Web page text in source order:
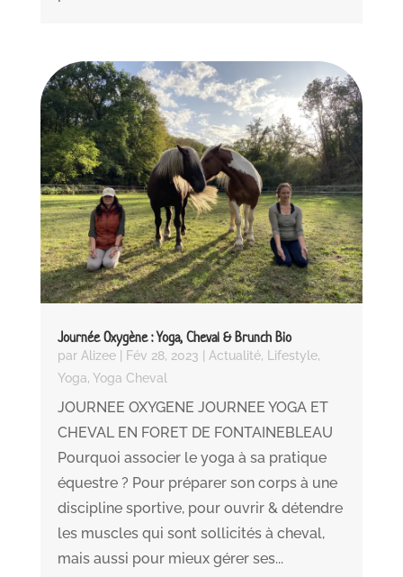
Journée Oxygène : Yoga, Cheval & Brunch Bio
par Alizee| Fév 28, 2023 Actualité, Lifestyle,
Yoga, Yoga Cheval
JOURNEE OXYGENE JOURNEE YOGA ET
CHEVAL EN FORET DE FONTAINEBLEAU
Pourquoi associer le yoga à sa pratique
équestre ? Pour préparer son corps à une
discipline sportive, pour ouvrir & détendre
les muscles qui sont sollicités à cheval,
mais aussi pour mieux gérer ses...